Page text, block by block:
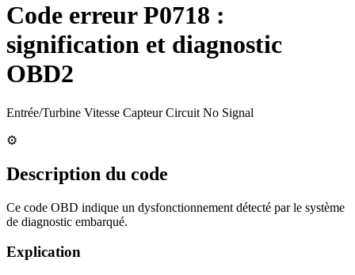
Code erreurP0718 :
signification et diagnostic
OBD2
Entrée/Turbine Vitesse Capteur Circuit No Signal
⚙️
Description du code
Ce code OBD indique un dysfonctionnement détecté par le système
de diagnostic embarqué.
Explication